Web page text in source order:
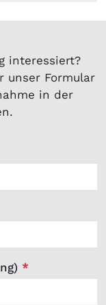
interessiert?
unser Formular
in der
*